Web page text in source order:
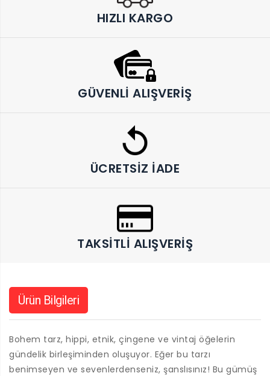
HIZLI KARGO
GÜVENLI ALIŞVERIŞ
ÜCRETSIZ İADE
TAKSITLI ALIŞVERIŞ
Ürün Bilgileri
Bohem tarz, hippi, etnik, çingene ve vintaj öğelerin
gündelik birleşiminden oluşuyor. Eğer bu tarzı
benimseyen ve sevenlerdenseniz, şanslısınız! Bu gümüş